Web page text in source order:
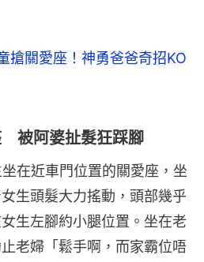
搶關愛座！神勇爸爸奇招KO
被阿婆扯髮狂踩腳
在近車門位置的關愛座，坐
生頭髮大力搖動，頭部幾乎
生左腳約小腿位置。坐在老
老婦「鬆手啊，而家霸位唔